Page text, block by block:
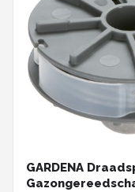
GARDENA